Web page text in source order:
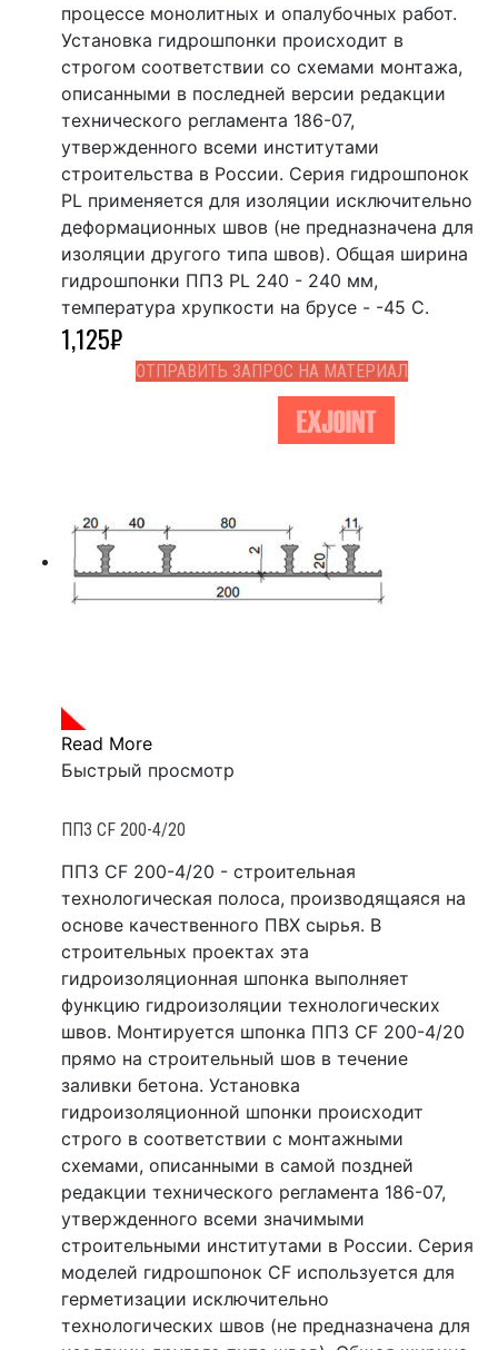
процессе монолитных и опалубочных работ.
Установка гидрошпонки происходит в
строгом соответствии со схемами монтажа,
описанными в последней версии редакции
технического регламента 186-07,
утвержденного всеми институтами
строительства в России. Серия гидрошпонок
PL применяется для изоляции исключительно
деформационных швов (не предназначена для
изоляции другого типа швов). Общая ширина
гидрошпонки ППЗ PL 240 - 240 мм,
температура хрупкости на брусе - -45 С.
1,125₽
ОТПРАВИТЬ ЗАПРОС НА МАТЕРИАЛ
Read More
Быстрый просмотр
ППЗ CF 200-4/20
ППЗ CF 200-4/20 - строительная
технологическая полоса, производящаяся на
основе качественного ПВХ сырья. В
строительных проектах эта
гидроизоляционная шпонка выполняет
функцию гидроизоляции технологических
швов. Монтируется шпонка ППЗ CF 200-4/20
прямо на строительный шов в течение
заливки бетона. Установка
гидроизоляционной шпонки происходит
строго в соответствии с монтажными
схемами, описанными в самой поздней
редакции технического регламента 186-07,
утвержденного всеми значимыми
строительными институтами в России. Серия
моделей гидрошпонок CF используется для
герметизации исключительно
технологических швов (не предназначена для